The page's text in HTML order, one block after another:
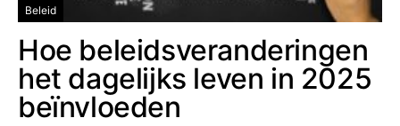
Beleid
Hoe beleidsveranderingen
het dagelijks leven in 2025
beïnvloeden